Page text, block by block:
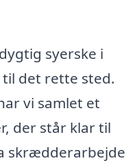
syerske i
til det rette sted.
vi samlet et
der står klar til
skrædderarbejde